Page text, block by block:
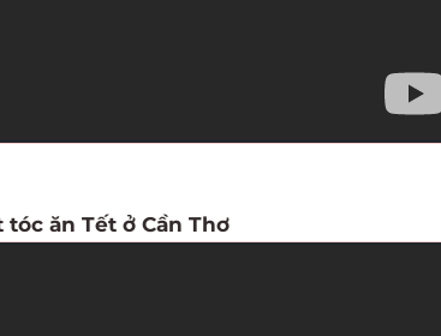
ăn Tết ở Cần Thơ